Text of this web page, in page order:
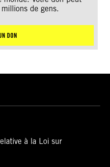
de gens.
DON
à la Loi sur